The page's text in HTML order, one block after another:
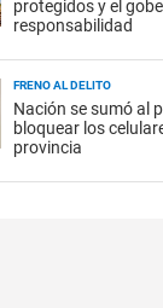
protegidos y el
responsabilidad
FRENO AL DELITO
Nación se sumó al
bloquear los
provincia